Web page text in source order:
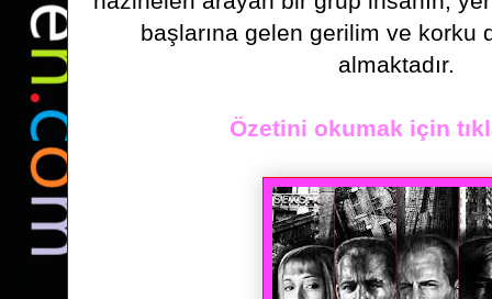
başlarına gelen gerilim ve korku
almaktadır.
Özetini okumak için